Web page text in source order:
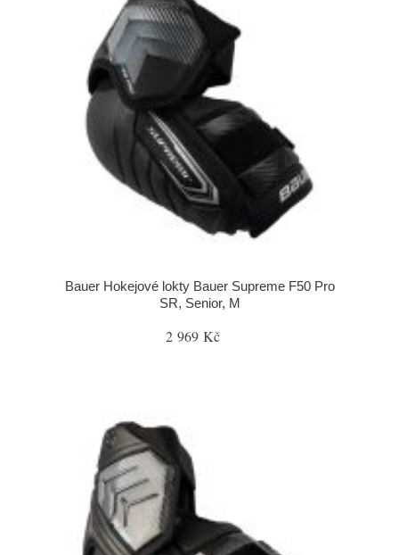
Bauer Hokejové lokty Bauer Supreme F50 Pro
SR, Senior, M
2 969 Kč